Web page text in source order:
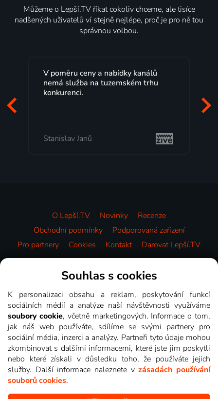
Můžeme o Lepší.TV říkat cokoliv chceme, ale tisíce
nadšených uživatelů ví stejně nejlépe, proč je pro ně tou
správnou volbou.
Lepší.TV sleduji už několik let s
maximální spokojeností. Velký výběr
programů a nemuset běžet k TV na
Milada Tomešová
O Lepší.TV Novinky
Recenze
Obchodní podmínky
Podporovaná zařízení
Pro partnery
Cookies Kontakt Darovat Lepší.TV
Videotéka
Souhlas s cookies
K personalizaci obsahu a reklam, poskytování funkcí
sociálních médií a analýze naší návštěvnosti využíváme
soubory cookie, včetně marketingových. Informace o tom,
jak náš web používáte, sdílíme se svými partnery pro
sociální média, inzerci a analýzy. Partneři tyto údaje mohou
zkombinovat s dalšími informacemi, které jste jim poskytli
nebo které získali v důsledku toho, že používáte jejich
služby. Další informace naleznete vzásadách používání
souborů cookies.